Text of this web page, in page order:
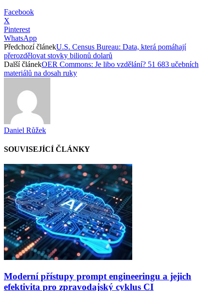
Facebook
X
Pinterest
WhatsApp
Předchozí článekU.S. Census Bureau: Data, která pomáhají
přerozdělovat stovky bilionů dolarů
Další článekOER Commons: Je libo vzdělání? 51 683 učebních
materiálů na dosah ruky
Daniel Růžek
SOUVISEJÍCÍ ČLÁNKY
Moderní přístupy prompt engineeringu a jejich
efektivita pro zpravodajský cyklus CI